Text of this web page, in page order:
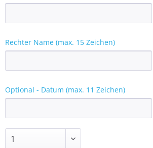
Rechter Name (max. 15 Zeichen)
Optional - Datum (max. 11 Zeichen)